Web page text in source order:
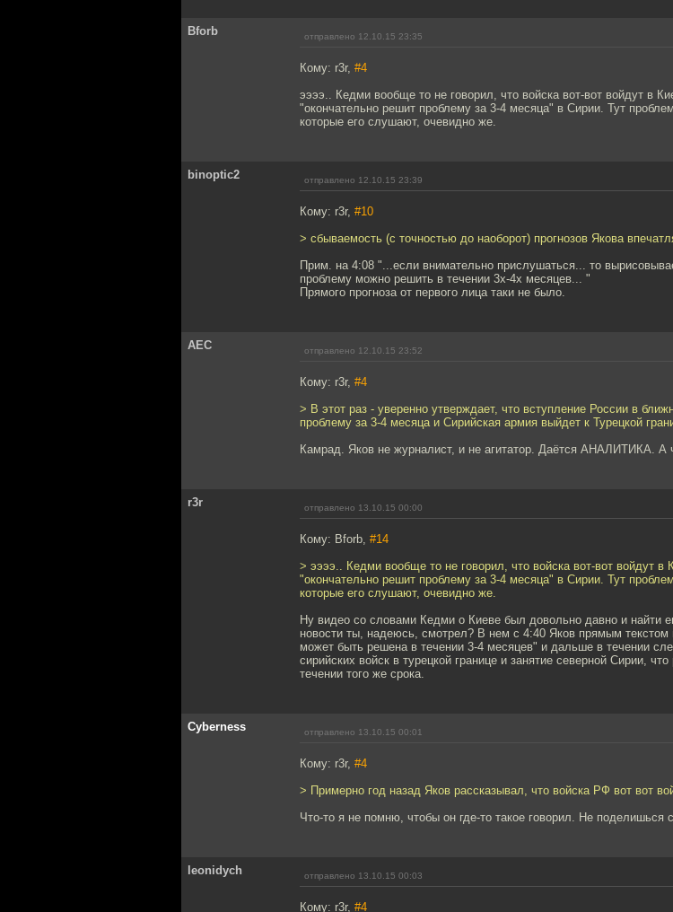
Bforb отправлено 12.10.15 23:35
Кому: r3r, #4
ээээ.. Кедми вообще то не говорил, что войска вот-вот войдут в
"окончательно решит проблему за 3-4 месяца" в Сирии. Тут
которые его слушают, очевидно же.
binoptic2 отправлено 12.10.15 23:39
Кому: r3r, #10
> сбываемость (с точностью до наоборот) прогнозов Якова
Прим. на 4:08 "...если внимательно прислушаться... то
проблему можно решить в течении 3х-4х месяцев... "
Прямого прогноза от первого лица таки не было.
АЕС отправлено 12.10.15 23:52
Кому: r3r, #4
> В этот раз - уверенно утверждает, что вступление России в
проблему за 3-4 месяца и Сирийская армия выйдет к Турецкой
Камрад. Яков не журналист, и не агитатор. Даётся АНАЛИТИКА. А
r3r отправлено 13.10.15 00:00
Кому: Bforb, #14
> ээээ.. Кедми вообще то не говорил, что войска вот-вот войдут в
"окончательно решит проблему за 3-4 месяца" в Сирии. Тут
которые его слушают, очевидно же.
Ну видео со словами Кедми о Киеве был довольно давно и найти
новости ты, надеюсь, смотрел? В нем с 4:40 Яков прямым текстом
может быть решена в течении 3-4 месяцев" и дальше в течении
сирийских войск в турецкой границе и занятие северной Сирии,
течении того же срока.
Cyberness отправлено 13.10.15 00:01
Кому: r3r, #4
> Примерно год назад Яков рассказывал, что войска РФ вот вот
Что-то я не помню, чтобы он где-то такое говорил. Не поделишься
leonidych отправлено 13.10.15 00:03
Кому: r3r, #4